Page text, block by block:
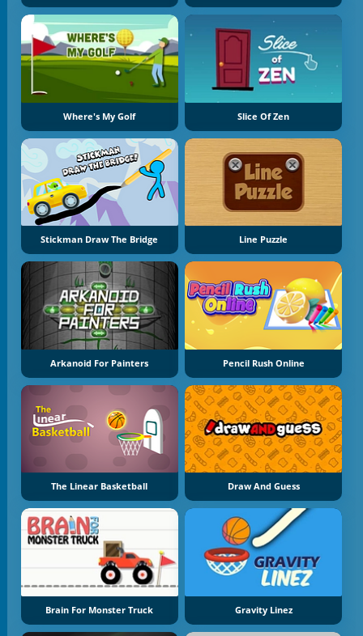
Where's My Golf Slice Of Zen
Stickman Draw The Bridge Line Puzzle
Arkanoid For Painters Pencil Rush Online
The Linear Basketball Draw And Guess
Brain For Monster Truck Gravity Linez